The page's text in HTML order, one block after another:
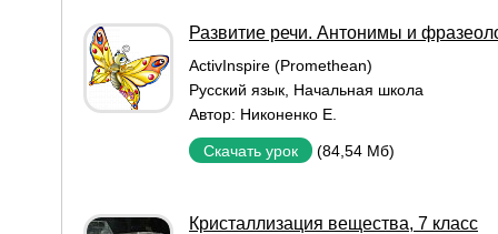
Развитие речи. Антонимы и
ActivInspire (Promethean)
Русский язык Начальная школа
Автор: Никоненко Е.
Скачать урок (84,54 Мб)
Кристаллизация вещества, 7 класс